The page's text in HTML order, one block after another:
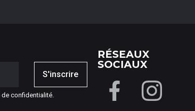
S'inscrire
confidentialité.
RÉSEAUX
SOCIAUX